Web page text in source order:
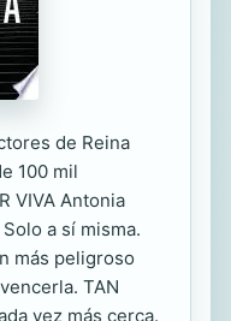
de Reina
100 mil
VIVA Antonia
a sí misma.
más peligroso
TAN
vez más cerca.